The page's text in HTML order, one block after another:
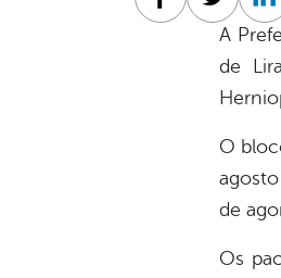
A
de
O
de
Os